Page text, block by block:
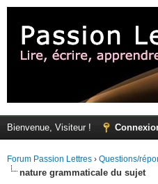
Bienvenue, Visiteur !
Forum Passion Lettres › Questions/
nature grammaticale du sujet